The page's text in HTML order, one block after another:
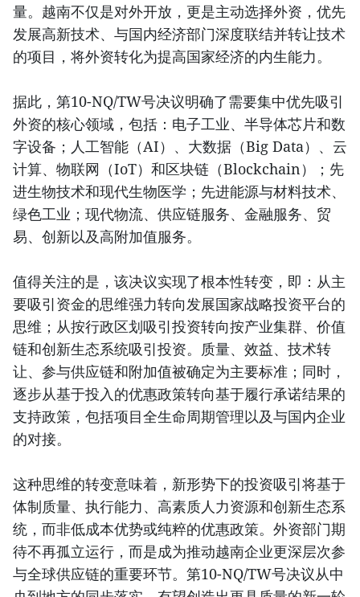
量。越南不仅是对外开放，更是主动选择外资，优先
发展高新技术、与国内经济部门深度联结并转让技术
的项目，将外资转化为提高国家经济的内生能力。
据此，第10-NQ/TW号决议明确了需要集中优先吸引
外资的核心领域，包括：电子工业、半导体芯片和数
字设备；人工智能（AI）、大数据（Big Data）、云
计算、物联网（IoT）和区块链（Blockchain）；先
进生物技术和现代生物医学；先进能源与材料技术、
绿色工业；现代物流、供应链服务、金融服务、贸
易、创新以及高附加值服务。
值得关注的是，该决议实现了根本性转变，即：从主
要吸引资金的思维强力转向发展国家战略投资平台的
思维；从按行政区划吸引投资转向按产业集群、价值
链和创新生态系统吸引投资。质量、效益、技术转
让、参与供应链和附加值被确定为主要标准；同时，
逐步从基于投入的优惠政策转向基于履行承诺结果的
支持政策，包括项目全生命周期管理以及与国内企业
的对接。
这种思维的转变意味着，新形势下的投资吸引将基于
体制质量、执行能力、高素质人力资源和创新生态系
统，而非低成本优势或纯粹的优惠政策。外资部门期
待不再孤立运行，而是成为推动越南企业更深层次参
与全球供应链的重要环节。第10-NQ/TW号决议从中